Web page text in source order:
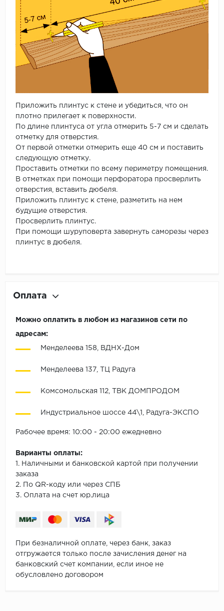
Приложить плинтус к стене и убедиться, что он
плотно прилегает к поверхности.
По длине плинтуса от угла отмерить 5-7 см и сделать
отметку для отверстия.
От первой отметки отмерить еще 40 см и поставить
следующую отметку.
Проставить отметки по всему периметру помещения.
В отметках при помощи перфоратора просверлить
отверстия, вставить дюбеля.
Приложить плинтус к стене, разметить на нем
будущие отверстия.
Просверлить плинтус.
При помощи шуруповерта завернуть саморезы через
плинтус в дюбеля.
Оплата
Можно оплатить в любом из магазинов сети по
адресам:
Менделеева 158, ВДНХ-Дом
Менделеева 137, ТЦ Радуга
Комсомольская 112, ТВК ДОМПРОДОМ
Индустриальное шоссе 44\1, Радуга-ЭКСПО
Рабочее время: 10:00 - 20:00 ежедневно
Варианты оплаты:
1. Наличными и банковской картой при получении
заказа
2. По QR-коду или через СПБ
3. Оплата на счет юр.лица
При безналичной оплате, через банк, заказ
отгружается только после зачисления денег на
банковский счет компании, если иное не
обусловлено договором